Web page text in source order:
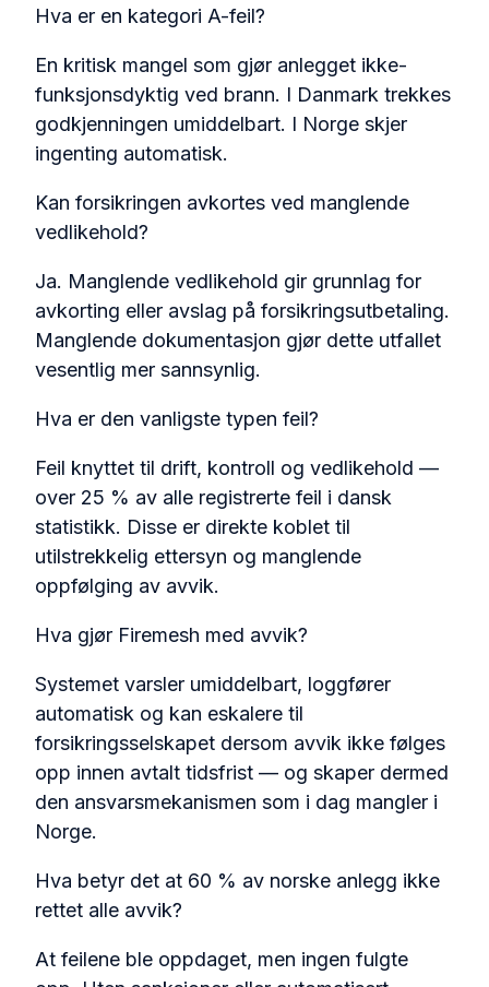
Hva er en kategori A-feil?
En kritisk mangel som gjør anlegget ikke-
funksjonsdyktig ved brann. I Danmark trekkes
godkjenningen umiddelbart. I Norge skjer
ingenting automatisk.
Kan forsikringen avkortes ved manglende
vedlikehold?
Ja. Manglende vedlikehold gir grunnlag for
avkorting eller avslag på forsikringsutbetaling.
Manglende dokumentasjon gjør dette utfallet
vesentlig mer sannsynlig.
Hva er den vanligste typen feil?
Feil knyttet til drift, kontroll og vedlikehold —
over 25 % av alle registrerte feil i dansk
statistikk. Disse er direkte koblet til
utilstrekkelig ettersyn og manglende
oppfølging av avvik.
Hva gjør Firemesh med avvik?
Systemet varsler umiddelbart, loggfører
automatisk og kan eskalere til
forsikringsselskapet dersom avvik ikke følges
opp innen avtalt tidsfrist — og skaper dermed
den ansvarsmekanismen som i dag mangler i
Norge.
Hva betyr det at 60 % av norske anlegg ikke
rettet alle avvik?
At feilene ble oppdaget, men ingen fulgte